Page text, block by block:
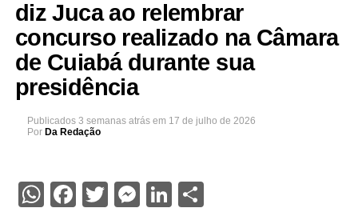
diz Juca ao relembrar
concurso realizado na Câmara
de Cuiabá durante sua
presidência
Publicados 3 semanas atrás em 17 de julho de 2026
Por Da Redação
WhatsApp
Facebook
Twitter
Messenger
LinkedIn
Share